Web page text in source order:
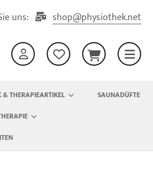
uns: shop@physiothek.net
THERAPIEARTIKEL
SAUNADÜFTE